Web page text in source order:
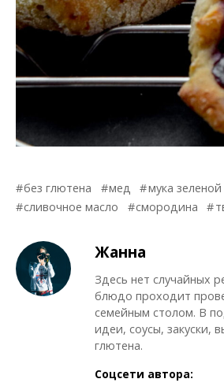
без глютена мед
мука зеленой
сливочное масло
смородина
Жанна
Здесь нет случайных
блюдо проходит
семейным столом. В
идеи, соусы, закуски,
глютена.
Соцсети автора: